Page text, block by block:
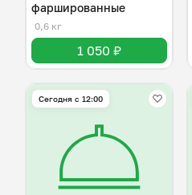
фаршированные
0,6 кг
1 050 ₽
Сегодня с 12:00